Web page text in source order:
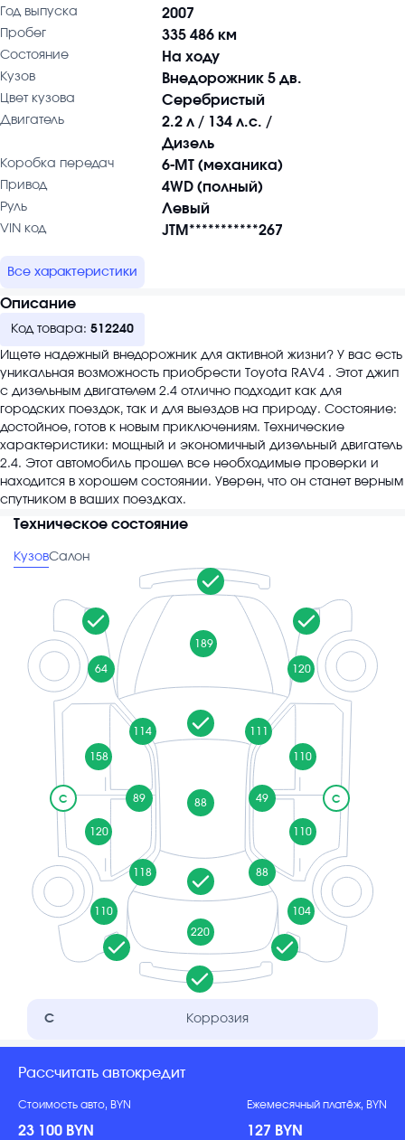
Год выпуска 2007
Пробег 335 486 км
Состояние На ходу
Кузов Внедорожник 5 дв.
Цвет кузова Серебристый
Двигатель
2.2 л / 134 л.с. /
Дизель
Коробка передач 6-MT (механика)
Привод 4WD (полный)
Руль Левый
VIN код JTM***********267
Все характеристики
Описание
Код товара: 512240
Ищете надежный внедорожник для активной жизни? У вас есть
уникальная возможность приобрести Toyota RAV4 . Этот джип
с дизельным двигателем 2.4 отлично подходит как для
городских поездок, так и для выездов на природу. Состояние:
достойное, готов к новым приключениям. Технические
характеристики: мощный и экономичный дизельный двигатель
2.4. Этот автомобиль прошел все необходимые проверки и
находится в хорошем состоянии. Уверен, что он станет верным
спутником в ваших поездках.
Техническое состояние
КузовСалон
189
88
220
64
114
158
C 89
120
118
110
120
111
110
C
49
110
88
104
C Коррозия
Рассчитать автокредит
Стоимость авто, BYN
23 100 BYN
Ежемесячный платёж, BYN
127 BYN